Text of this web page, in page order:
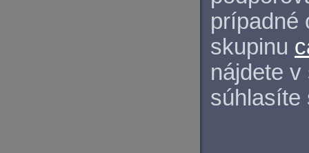
prípadné
skupinu
nájdete